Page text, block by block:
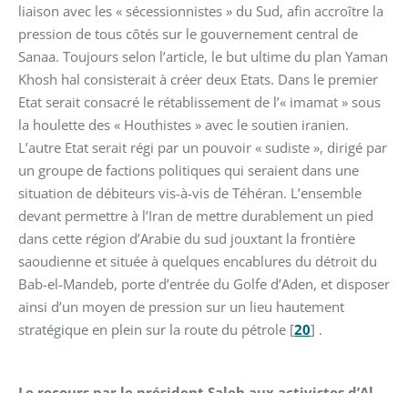
liaison avec les « sécessionnistes » du Sud, afin accroître la
pression de tous côtés sur le gouvernement central de
Sanaa. Toujours selon l’article, le but ultime du plan Yaman
Khosh hal consisterait à créer deux Etats. Dans le premier
Etat serait consacré le rétablissement de l’« imamat » sous
la houlette des « Houthistes » avec le soutien iranien.
L’autre Etat serait régi par un pouvoir « sudiste », dirigé par
un groupe de factions politiques qui seraient dans une
situation de débiteurs vis-à-vis de Téhéran. L’ensemble
devant permettre à l’Iran de mettre durablement un pied
dans cette région d’Arabie du sud jouxtant la frontière
saoudienne et située à quelques encablures du détroit du
Bab-el-Mandeb, porte d’entrée du Golfe d’Aden, et disposer
ainsi d’un moyen de pression sur un lieu hautement
stratégique en plein sur la route du pétrole [20] .